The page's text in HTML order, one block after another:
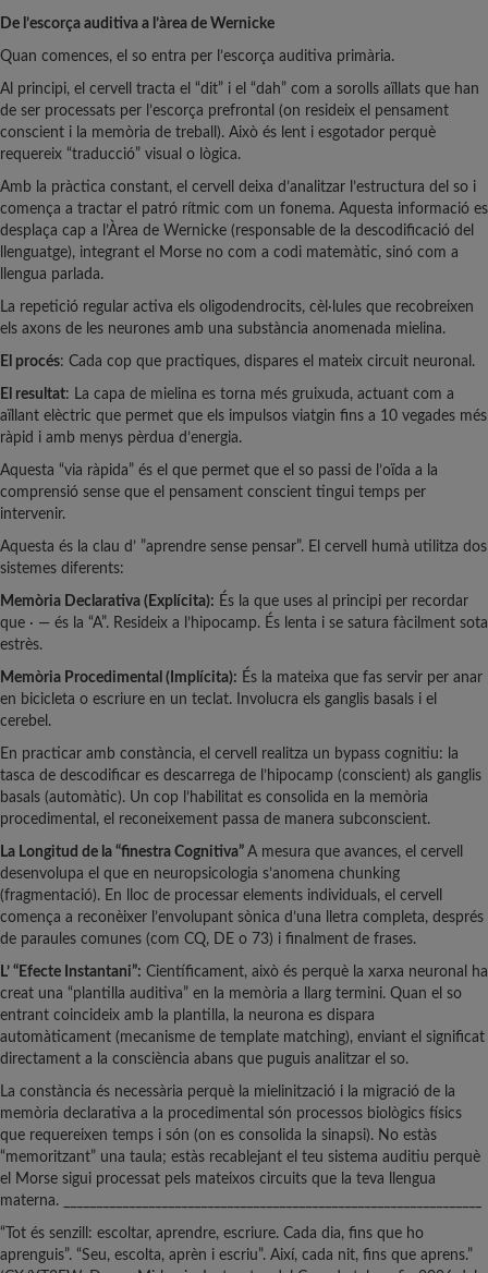
De l’escorça auditiva a l’àrea de Wernicke
Quan comences, el so entra per l’escorça auditiva primària.
Al principi, el cervell tracta el “dit” i el “dah” com a sorolls aïllats que han
de ser processats per l’escorça prefrontal (on resideix el pensament
conscient i la memòria de treball). Això és lent i esgotador perquè
requereix “traducció” visual o lògica.
Amb la pràctica constant, el cervell deixa d’analitzar l’estructura del so i
comença a tractar el patró rítmic com un fonema. Aquesta informació es
desplaça cap a l’Àrea de Wernicke (responsable de la descodificació del
llenguatge), integrant el Morse no com a codi matemàtic, sinó com a
llengua parlada.
La repetició regular activa els oligodendrocits, cèl·lules que recobreixen
els axons de les neurones amb una substància anomenada mielina.
El procés: Cada cop que practiques, dispares el mateix circuit neuronal.
El resultat: La capa de mielina es torna més gruixuda, actuant com a
aïllant elèctric que permet que els impulsos viatgin fins a 10 vegades més
ràpid i amb menys pèrdua d’energia.
Aquesta “via ràpida” és el que permet que el so passi de l’oïda a la
comprensió sense que el pensament conscient tingui temps per
intervenir.
Aquesta és la clau d’ ”aprendre sense pensar”. El cervell humà utilitza dos
sistemes diferents:
Memòria Declarativa (Explícita): És la que uses al principi per recordar
que · — és la “A”. Resideix a l’hipocamp. És lenta i se satura fàcilment sota
estrès.
Memòria Procedimental (Implícita): És la mateixa que fas servir per anar
en bicicleta o escriure en un teclat. Involucra els ganglis basals i el
cerebel.
En practicar amb constància, el cervell realitza un bypass cognitiu: la
tasca de descodificar es descarrega de l’hipocamp (conscient) als ganglis
basals (automàtic). Un cop l’habilitat es consolida en la memòria
procedimental, el reconeixement passa de manera subconscient.
La Longitud de la “finestra Cognitiva” A mesura que avances, el cervell
desenvolupa el que en neuropsicologia s’anomena chunking
(fragmentació). En lloc de processar elements individuals, el cervell
comença a reconèixer l’envolupant sònica d’una lletra completa, després
de paraules comunes (com CQ, DE o 73) i finalment de frases.
L’ “Efecte Instantani”: Científicament, això és perquè la xarxa neuronal ha
creat una “plantilla auditiva” en la memòria a llarg termini. Quan el so
entrant coincideix amb la plantilla, la neurona es dispara
automàticament (mecanisme de template matching), enviant el significat
directament a la consciència abans que puguis analitzar el so.
La constància és necessària perquè la mielinització i la migració de la
memòria declarativa a la procedimental són processos biològics físics
que requereixen temps i són (on es consolida la sinapsi). No estàs
“memoritzant” una taula; estàs recablejant el teu sistema auditiu perquè
el Morse sigui processat pels mateixos circuits que la teva llengua
materna. ________________________________________________________________
“Tot és senzill: escoltar, aprendre, escriure. Cada dia, fins que ho
aprenguis”. “Seu, escolta, aprèn i escriu”. Així, cada nit, fins que aprens.”